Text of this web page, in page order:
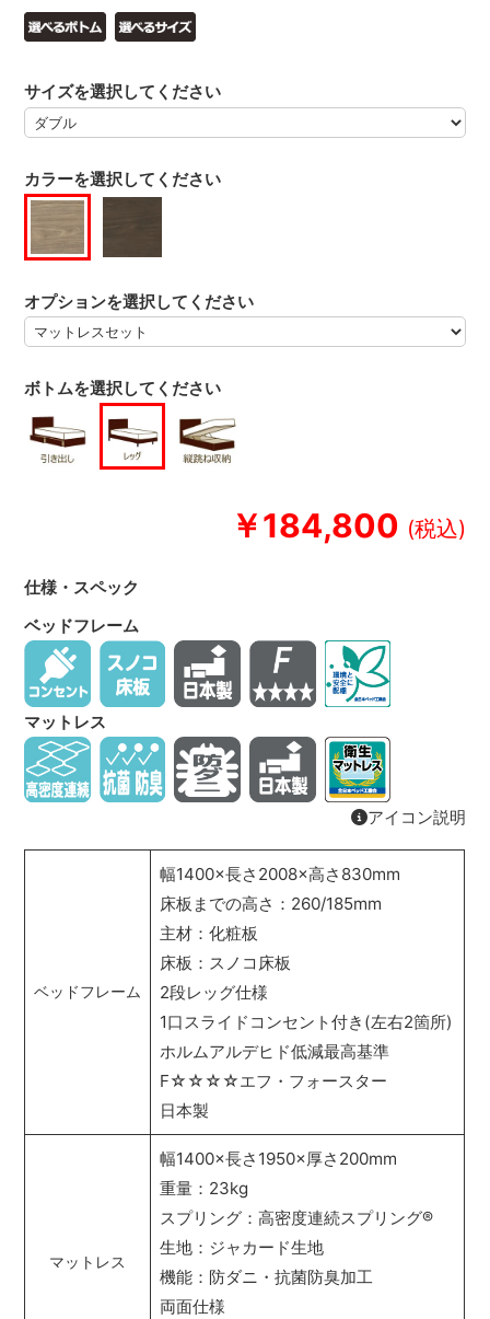
￥184,800
カラーを選択してください
サイズを選択してください
オプションを選択してください
ボトムを選択してください
仕様・スペック
ベッドフレーム
マットレス
アイコン説明
ベッドフレーム
幅1400×長さ2008×高さ830mm
床板までの高さ：260/185mm
主材：化粧板
床板：スノコ床板
2段レッグ仕様
1口スライドコンセント付き(左右2箇所)
ホルムアルデヒド低減最高基準
F☆☆☆☆エフ・フォースター
日本製
マットレス
幅1400×長さ1950×厚さ200mm
重量：23kg
スプリング：高密度連続スプリング®
生地：ジャカード生地
機能：防ダニ・抗菌防臭加工
両面仕様